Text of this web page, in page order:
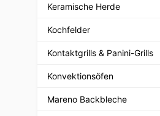
Keramische Herde
Kochfelder
Kontaktgrills & Panini-Grills
Konvektionsöfen
Mareno Backbleche